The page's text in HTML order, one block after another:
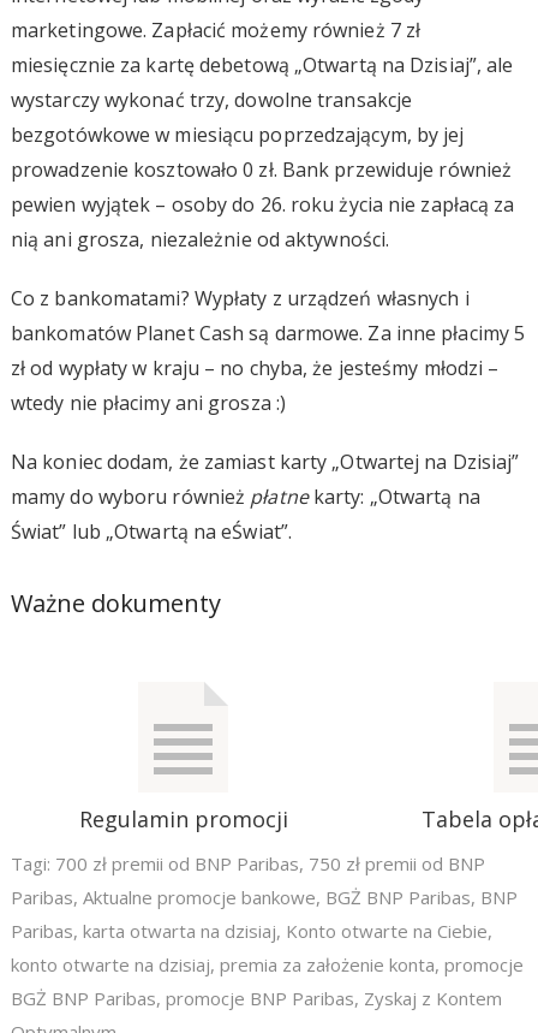
marketingowe. Zapłacić możemy również 7 zł
miesięcznie za kartę debetową „Otwartą na Dzisiaj”, ale
wystarczy wykonać trzy, dowolne transakcje
bezgotówkowe w miesiącu poprzedzającym, by jej
prowadzenie kosztowało 0 zł. Bank przewiduje również
pewien wyjątek – osoby do 26. roku życia nie zapłacą za
nią ani grosza, niezależnie od aktywności.
Co z bankomatami? Wypłaty z urządzeń własnych i
bankomatów Planet Cash są darmowe. Za inne płacimy 5
zł od wypłaty w kraju – no chyba, że jesteśmy młodzi –
wtedy nie płacimy ani grosza :)
Na koniec dodam, że zamiast karty „Otwartej na Dzisiaj”
mamy do wyboru również płatnekarty: „Otwartą na
Świat” lub „Otwartą na eŚwiat”.
Ważne dokumenty
Regulamin promocji Tabela
Tagi: 700 zł premii od BNP Paribas, 750 zł premii od BNP
Paribas, Aktualne promocje bankowe, BGŻ BNP Paribas, BNP
Paribas, karta otwarta na dzisiaj, Konto otwarte na Ciebie,
konto otwarte na dzisiaj, premia za założenie konta, promocje
BGŻ BNP Paribas, promocje BNP Paribas, Zyskaj z Kontem